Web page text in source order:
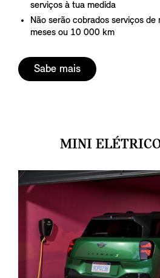
serviços à tua medida
Não serão cobrados serviços
meses ou 10 000 km
Sabe mais
MINI